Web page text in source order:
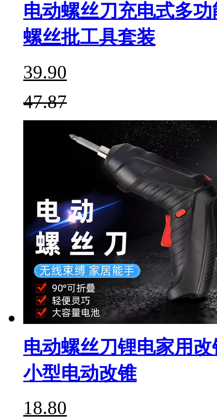
电动螺丝刀充电式多
螺丝批工具套装
39.90
47.87
电动螺丝刀锂电家用
小型电动改锥
18.80